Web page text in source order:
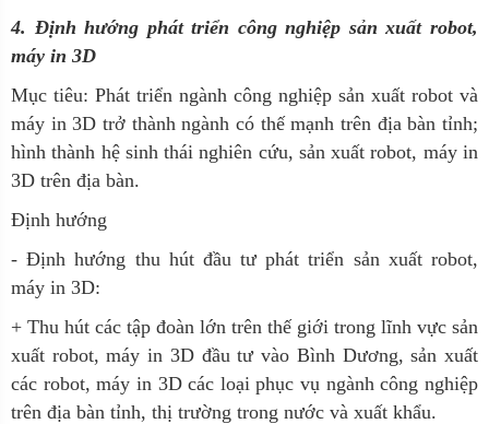
4. Định hướng phát triển công nghiệp sản xuất robot,
máy in 3D
Mục tiêu: Phát triển ngành công nghiệp sản xuất robot và
máy in 3D trở thành ngành có thế mạnh trên địa bàn tỉnh;
hình thành hệ sinh thái nghiên cứu, sản xuất robot, máy in
3D trên địa bàn.
Định hướng
- Định hướng thu hút đầu tư phát triển sản xuất robot,
máy in 3D:
+ Thu hút các tập đoàn lớn trên thế giới trong lĩnh vực sản
xuất robot, máy in 3D đầu tư vào Bình Dương, sản xuất
các robot, máy in 3D các loại phục vụ ngành công nghiệp
trên địa bàn tỉnh, thị trường trong nước và xuất khẩu.